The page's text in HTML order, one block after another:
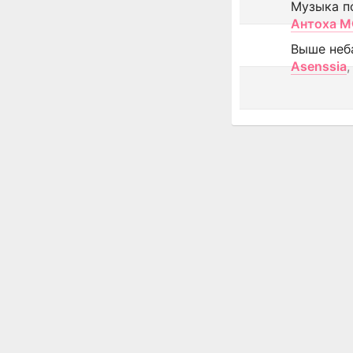
Музыка
Антоха
Выше
Asenssia,